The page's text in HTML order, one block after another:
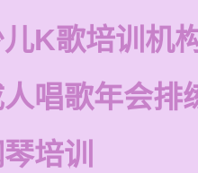
K歌培训机
唱歌年会排
培训